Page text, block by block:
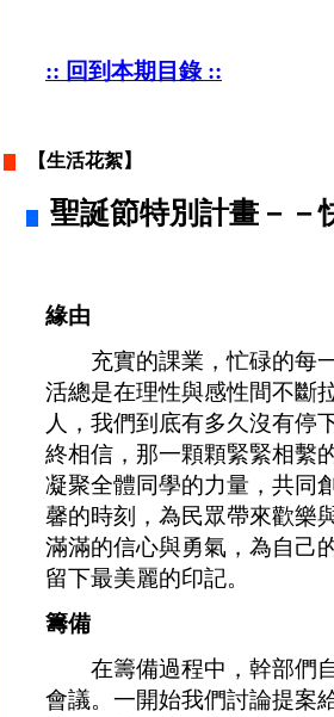
:: 回到本期目錄 ::
【生活花絮】
聖誕節特別計畫－－
緣由
充實的課業，忙碌的每一
活總是在理性與感性間不斷
人，我們到底有多久沒有停
終相信，那一顆顆緊緊相繫
凝聚全體同學的力量，共同
馨的時刻，為民眾帶來歡樂
滿滿的信心與勇氣，為自己
留下最美麗的印記。
籌備
在籌備過程中，幹部們自
會議。一開始我們討論提案